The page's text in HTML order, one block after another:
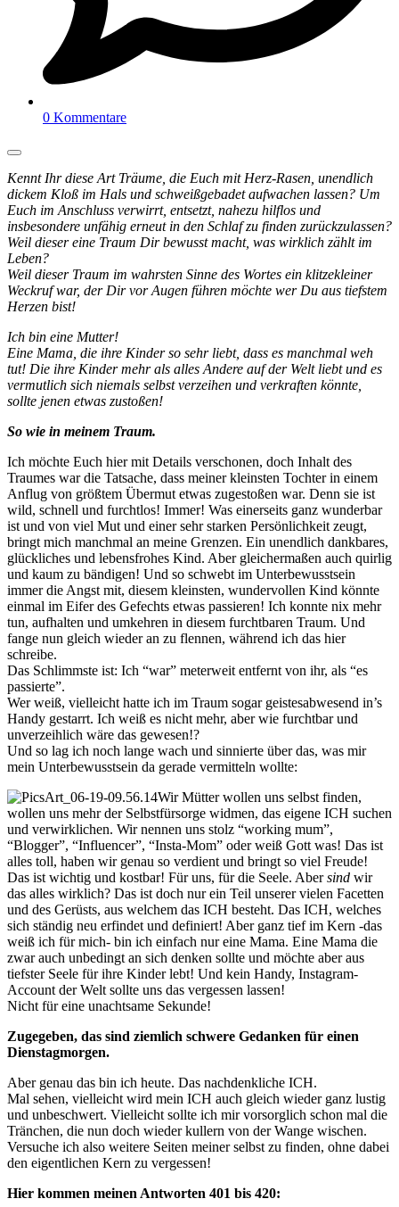
0 Kommentare
Kennt Ihr diese Art Träume, die Euch mit Herz-Rasen, unendlich
dickem Kloß im Hals und schweißgebadet aufwachen lassen? Um
Euch im Anschluss verwirrt, entsetzt, nahezu hilflos und
insbesondere unfähig erneut in den Schlaf zu finden zurückzulassen?
Weil dieser eine Traum Dir bewusst macht, was wirklich zählt im
Leben?
Weil dieser Traum im wahrsten Sinne des Wortes ein klitzekleiner
Weckruf war, der Dir vor Augen führen möchte wer Du aus tiefstem
Herzen bist!
Ich bin eine Mutter!
Eine Mama, die ihre Kinder so sehr liebt, dass es manchmal weh
tut! Die ihre Kinder mehr als alles Andere auf der Welt liebt und es
vermutlich sich niemals selbst verzeihen und verkraften könnte,
sollte jenen etwas zustoßen!
So wie in meinem Traum.
Ich möchte Euch hier mit Details verschonen, doch Inhalt des
Traumes war die Tatsache, dass meiner kleinsten Tochter in einem
Anflug von größtem Übermut etwas zugestoßen war. Denn sie ist
wild, schnell und furchtlos! Immer! Was einerseits ganz wunderbar
ist und von viel Mut und einer sehr starken Persönlichkeit zeugt,
bringt mich manchmal an meine Grenzen. Ein unendlich dankbares,
glückliches und lebensfrohes Kind. Aber gleichermaßen auch quirlig
und kaum zu bändigen! Und so schwebt im Unterbewusstsein
immer die Angst mit, diesem kleinsten, wundervollen Kind könnte
einmal im Eifer des Gefechts etwas passieren! Ich konnte nix mehr
tun, aufhalten und umkehren in diesem furchtbaren Traum. Und
fange nun gleich wieder an zu flennen, während ich das hier
schreibe.
Das Schlimmste ist: Ich “war” meterweit entfernt von ihr, als “es
passierte”.
Wer weiß, vielleicht hatte ich im Traum sogar geistesabwesend in’s
Handy gestarrt. Ich weiß es nicht mehr, aber wie furchtbar und
unverzeihlich wäre das gewesen!?
Und so lag ich noch lange wach und sinnierte über das, was mir
mein Unterbewusstsein da gerade vermitteln wollte:
Wir Mütter wollen uns selbst finden,
wollen uns mehr der Selbstfürsorge widmen, das eigene ICH suchen
und verwirklichen. Wir nennen uns stolz “working mum”,
“Blogger”, “Influencer”, “Insta-Mom” oder weiß Gott was! Das ist
alles toll, haben wir genau so verdient und bringt so viel Freude!
Das ist wichtig und kostbar! Für uns, für die Seele. Abersind wir
das alles wirklich? Das ist doch nur ein Teil unserer vielen Facetten
und des Gerüsts, aus welchem das ICH besteht. Das ICH, welches
sich ständig neu erfindet und definiert! Aber ganz tief im Kern -das
weiß ich für mich- bin ich einfach nur eine Mama. Eine Mama die
zwar auch unbedingt an sich denken sollte und möchte aber aus
tiefster Seele für ihre Kinder lebt! Und kein Handy, Instagram-
Account der Welt sollte uns das vergessen lassen!
Nicht für eine unachtsame Sekunde!
Zugegeben, das sind ziemlich schwere Gedanken für einen
Dienstagmorgen.
Aber genau das bin ich heute. Das nachdenkliche ICH.
Mal sehen, vielleicht wird mein ICH auch gleich wieder ganz lustig
und unbeschwert. Vielleicht sollte ich mir vorsorglich schon mal die
Tränchen, die nun doch wieder kullern von der Wange wischen.
Versuche ich also weitere Seiten meiner selbst zu finden, ohne dabei
den eigentlichen Kern zu vergessen!
Hier kommen meinen Antworten 401 bis 420: